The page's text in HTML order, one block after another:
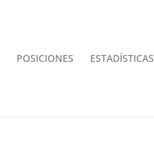
POSICIONES ESTADÍSTICAS